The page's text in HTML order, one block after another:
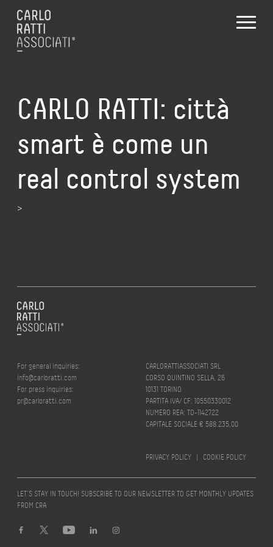
CARLO RATTI: città
smart è come un
real control system
>
For general inquiries:
info@carloratti.com
For press inquiries:
pr@carloratti.com
CARLORATTIASSOCIATI SRL
CORSO QUINTINO SELLA, 26
10131 TORINO
PARTITA IVA/ CF: 10550330012
NUMERO REA: TO-1142722
CAPITALE SOCIALE € 588.235,00
PRIVACY POLICY | COOKIE POLICY
LET’S STAY IN TOUCH! SUBSCRIBE TO OUR NEWSLETTER TO GET MONTHLY UPDATES
FROM CRA